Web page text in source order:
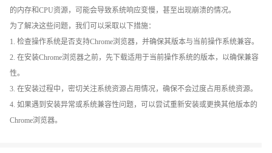
的内存和CPU资源，可能会导致系统响应变慢，甚至出现崩溃的情况。
为了解决这些问题，我们可以采取以下措施：
1. 检查操作系统是否支持Chrome浏览器，并确保其版本与当前操作系统兼容。
2. 在安装Chrome浏览器之前，先下载适用于当前操作系统的版本，以确保兼容
性。
3. 在安装过程中，密切关注系统资源占用情况，确保不会过度占用系统资源。
4. 如果遇到安装异常或系统兼容性问题，可以尝试重新安装或更换其他版本的
Chrome浏览器。